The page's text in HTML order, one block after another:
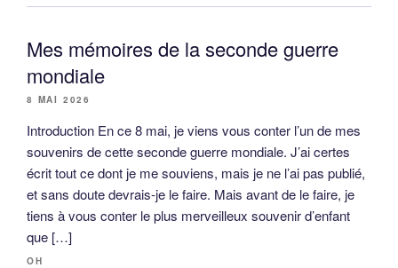
Mes mémoires de la seconde guerre
mondiale
8 MAI 2026
Introduction En ce 8 mai, je viens vous conter l’un de mes
souvenirs de cette seconde guerre mondiale. J’ai certes
écrit tout ce dont je me souviens, mais je ne l’ai pas publié,
et sans doute devrais-je le faire. Mais avant de le faire, je
tiens à vous conter le plus merveilleux souvenir d’enfant
que […]
OH